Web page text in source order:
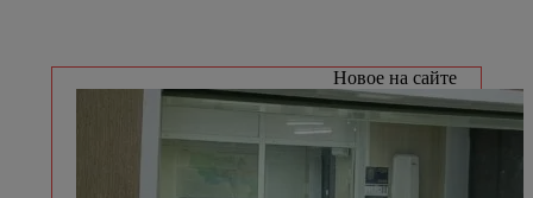
Новое на сайте